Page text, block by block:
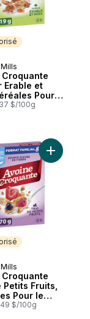
Croquante
Erable et
Pour
Déjeuner
$/100g
de grains
Croquante
Petits Fruits,
Pour le
Riche
$/100g
Ajouter